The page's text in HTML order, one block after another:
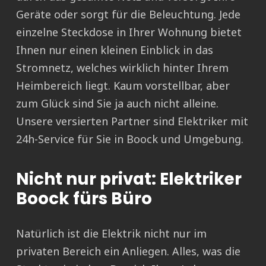
Geräte oder sorgt für die Beleuchtung. Jede
einzelne Steckdose in Ihrer Wohnung bietet
Ihnen nur einen kleinen Einblick in das
Stromnetz, welches wirklich hinter Ihrem
Heimbereich liegt. Kaum vorstellbar, aber
zum Glück sind Sie ja auch nicht alleine.
Unsere versierten Partner sind Elektriker mit
24h-Service für Sie in Boock und Umgebung.
Nicht nur privat: Elektriker
Boock fürs Büro
Natürlich ist die Elektrik nicht nur im
privaten Bereich ein Anliegen. Alles, was die